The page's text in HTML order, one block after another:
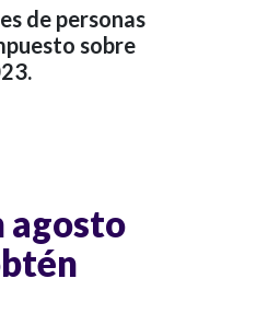
de personas
sobre
agosto